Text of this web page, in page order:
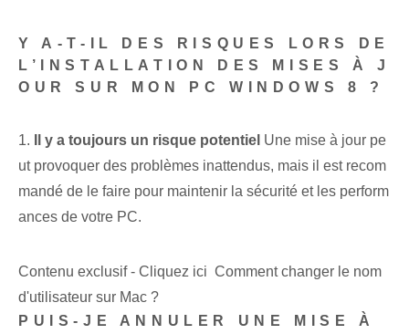
Y A-T-IL DES RISQUES LORS DE
L’INSTALLATION DES MISES À J
OUR SUR MON PC WINDOWS 8 ?
1. Il y a toujours un risque potentiel Une mise à jour pe
ut provoquer des problèmes inattendus, mais il est recom
mandé de le faire pour maintenir la sécurité et les perform
ances de votre PC.
Contenu exclusif - Cliquez ici Comment changer le nom
d'utilisateur sur Mac ?
PUIS-JE ANNULER UNE MISE À